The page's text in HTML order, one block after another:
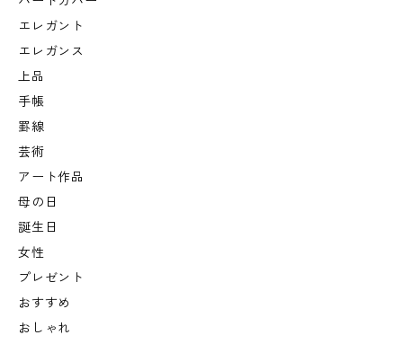
エレガント
エレガンス
上品
手帳
罫線
芸術
アート作品
母の日
誕生日
女性
プレゼント
おすすめ
おしゃれ